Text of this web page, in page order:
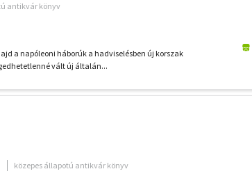
antikvár könyv
a napóleoni háborúk a hadviselésben új korszak
vált új általán...
közepes állapotú antikvár könyv